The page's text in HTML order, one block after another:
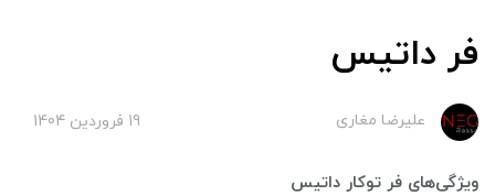
فر داتیس
علیرضا مغاری 19 فروردین 1404
ویژگی‌های فر توکار داتیس